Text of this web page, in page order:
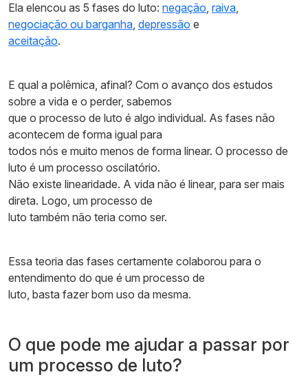
Ela elencou as 5 fases do luto: negação, raiva,
negociação ou barganha, depressão e
aceitação.
E qual a polêmica, afinal? Com o avanço dos estudos
sobre a vida e o perder, sabemos
que o processo de luto é algo individual. As fases não
acontecem de forma igual para
todos nós e muito menos de forma linear. O processo de
luto é um processo oscilatório.
Não existe linearidade. A vida não é linear, para ser mais
direta. Logo, um processo de
luto também não teria como ser.
Essa teoria das fases certamente colaborou para o
entendimento do que é um processo de
luto, basta fazer bom uso da mesma.
O que pode me ajudar a passar por
um processo de luto?